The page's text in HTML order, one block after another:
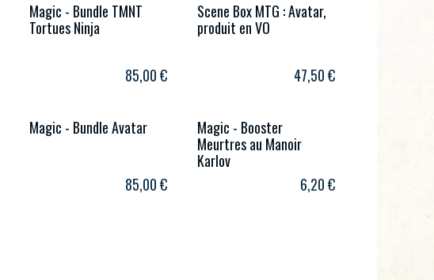
Magic - Bundle TMNT
Tortues Ninja
85,00€
Scene Box MTG : Avatar,
produit en VO
47,50€
Magic - Bundle Avatar
85,00€
Magic - Booster
Meurtres au Manoir
Karlov
6,20€